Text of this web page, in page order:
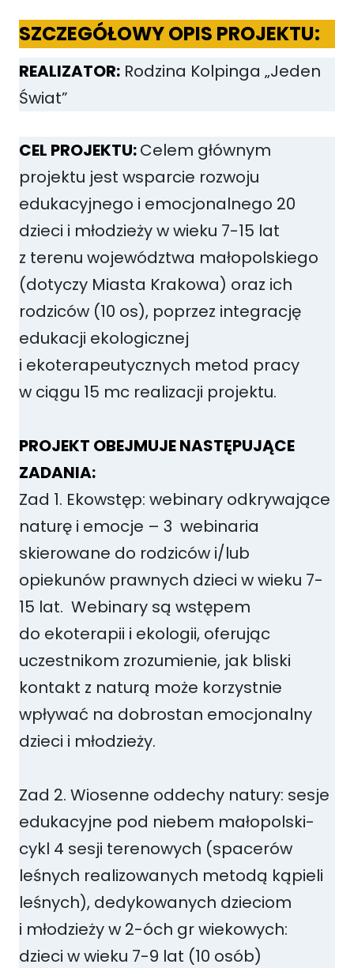
SZCZEGÓŁOWY OPIS PROJEKTU:
REALIZATOR: Rodzina Kolpinga „Jeden
Świat”
CEL PROJEKTU:Celem głównym
projektu jest wsparcie rozwoju
edukacyjnego i emocjonalnego 20
dzieci i młodzieży w wieku 7-15 lat
z terenu województwa małopolskiego
(dotyczy Miasta Krakowa) oraz ich
rodziców (10 os), poprzez integrację
edukacji ekologicznej
i ekoterapeutycznych metod pracy
w ciągu 15 mc realizacji projektu.
PROJEKT OBEJMUJE NASTĘPUJĄCE
ZADANIA:
Zad 1. Ekowstęp: webinary odkrywające
naturę i emocje – 3 webinaria
skierowane do rodziców i/lub
opiekunów prawnych dzieci w wieku 7-
15 lat. Webinary są wstępem
do ekoterapii i ekologii, oferując
uczestnikom zrozumienie, jak bliski
kontakt z naturą może korzystnie
wpływać na dobrostan emocjonalny
dzieci i młodzieży.
Zad 2. Wiosenne oddechy natury: sesje
edukacyjne pod niebem małopolski-
cykl 4 sesji terenowych (spacerów
leśnych realizowanych metodą kąpieli
leśnych), dedykowanych dzieciom
i młodzieży w 2-óch gr wiekowych:
dzieci w wieku 7-9 lat (10 osób)